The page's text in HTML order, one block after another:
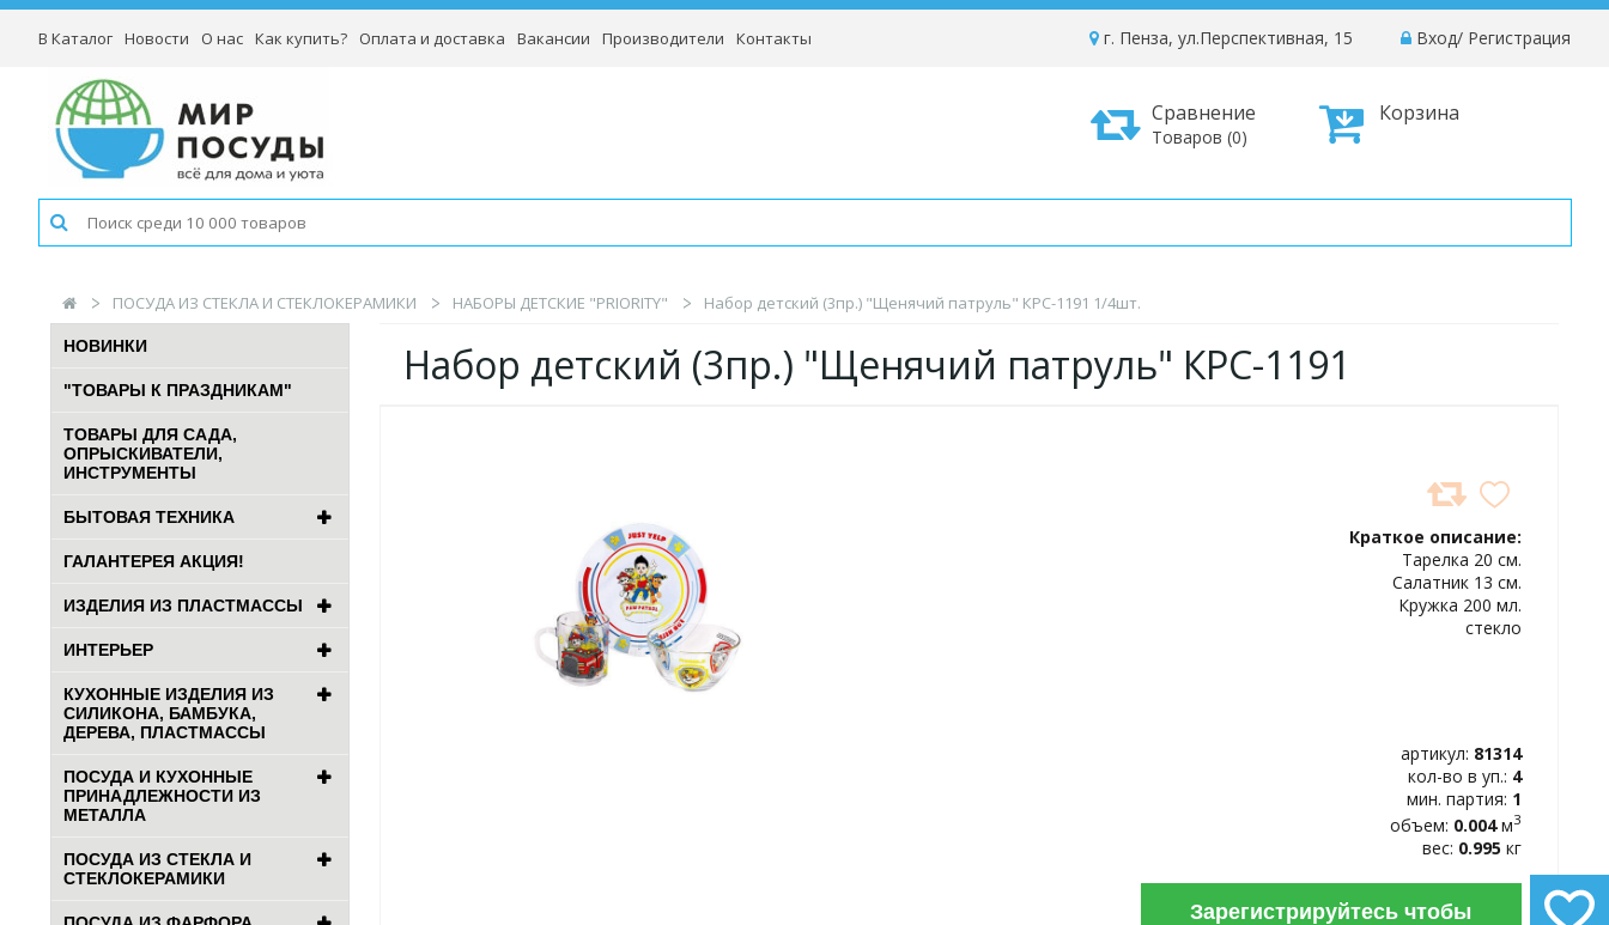
В Каталог Новости О нас Как купить? Оплата и доставка Вакансии Производители Контакты Вход/ Регистрация
г. Пенза, ул.Перспективная, 15
Корзина
Сравнение
Товаров (0)
ПОСУДА ИЗ СТЕКЛА И СТЕКЛОКЕРАМИКИ НАБОРЫ ДЕТСКИЕ "PRIORITY" Набор детский (3пр.) "Щенячий патруль" КРС-1191 1/4шт.
НОВИНКИ
"ТОВАРЫ К ПРАЗДНИКАМ"
ТОВАРЫ ДЛЯ САДА,
ОПРЫСКИВАТЕЛИ,
ИНСТРУМЕНТЫ
БЫТОВАЯ ТЕХНИКА
ГАЛАНТЕРЕЯ АКЦИЯ!
ИЗДЕЛИЯ ИЗ ПЛАСТМАССЫ
ИНТЕРЬЕР
КУХОННЫЕ ИЗДЕЛИЯ ИЗ
СИЛИКОНА, БАМБУКА,
ДЕРЕВА, ПЛАСТМАССЫ
ПОСУДА И КУХОННЫЕ
ПРИНАДЛЕЖНОСТИ ИЗ
МЕТАЛЛА
ПОСУДА ИЗ СТЕКЛА И
СТЕКЛОКЕРАМИКИ
Набор детский (3пр.) "Щенячий патруль" КРС-1191
Краткое описание:
Тарелка 20 см.
Салатник 13 см.
Кружка 200 мл.
стекло
артикул: 81314
кол-во в уп.: 4
мин. партия: 1
объем: 0.004м3
вес: 0.995 кг
Зарегистрируйтесь чтобы